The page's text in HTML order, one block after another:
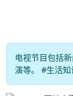
电视节目包括
演等。 #生活